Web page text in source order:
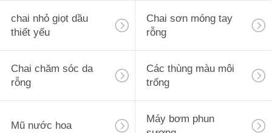
SƠ
ĐỒ
TRANG
WEB
POLICY
chai nhỏ giọt dầu
thiết yếu
Chai sơn móng tay
rỗng
Chai chăm sóc da
rỗng
Các thùng màu môi
trống
Mũ nước hoa
Máy bơm phun